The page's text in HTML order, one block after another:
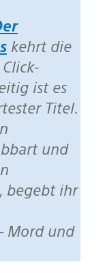
kehrt die
ist es
Titel.
und
begebt ihr
Mord und